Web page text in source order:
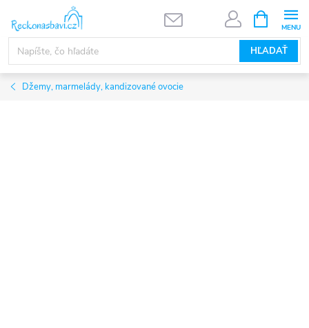
obsah
HĽADAŤ
KOŠÍK
Džemy, marmelády, kandizované ovocie